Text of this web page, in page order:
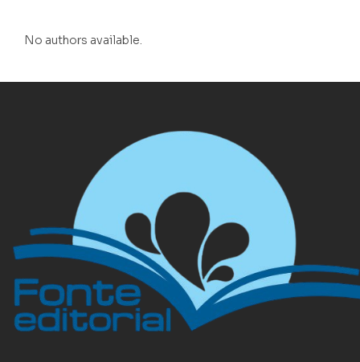
No authors available.